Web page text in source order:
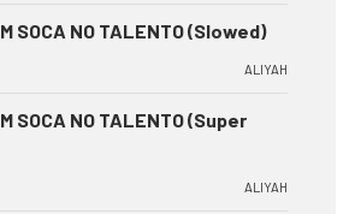
SOCA NO TALENTO (Slowed)
ALIYAH
SOCA NO TALENTO (Super
ALIYAH